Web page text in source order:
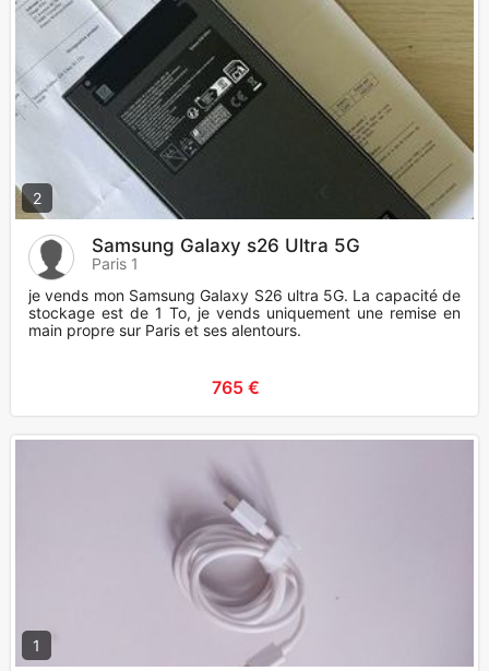
2
Samsung Galaxy s26 Ultra 5G
Paris 1
je vends mon Samsung Galaxy S26 ultra 5G. La capacité de
stockage est de 1 To, je vends uniquement une remise en
main propre sur Paris et ses alentours.
765 €
1